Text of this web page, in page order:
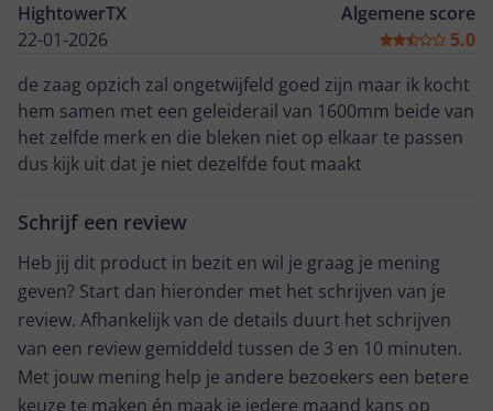
HightowerTX
22-01-2026
Algemene score
5.0
de zaag opzich zal ongetwijfeld goed zijn maar ik kocht
hem samen met een geleiderail van 1600mm beide van
het zelfde merk en die bleken niet op elkaar te passen
dus kijk uit dat je niet dezelfde fout maakt
Schrijf een review
Heb jij dit product in bezit en wil je graag je mening
geven? Start dan hieronder met het schrijven van je
review. Afhankelijk van de details duurt het schrijven
van een review gemiddeld tussen de 3 en 10 minuten.
Met jouw mening help je andere bezoekers een betere
keuze te maken én maak je iedere maand kans op